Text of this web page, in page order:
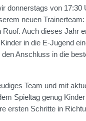
donnerstags von
neuen
Ruof. Auch dieses Jahr
in die E-Jugend
Anschluss in die
Team und mit
Spieltag genug
ersten Schritte in